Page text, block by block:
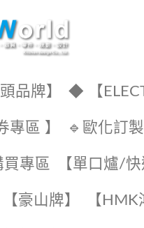
品牌】 ◆ 【
區 】 🔹歐化訂
專區 【單口爐/快
【豪山牌】 【HMK